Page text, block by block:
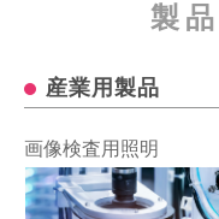
製品
産業用製品
画像検査用照明